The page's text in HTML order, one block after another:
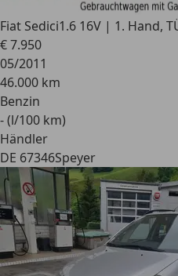
Fiat Sedici1.6 16V | 1. Hand,
€ 7.950
05/2011
46.000 km
Benzin
- (l/100 km)
Händler
DE 67346Speyer